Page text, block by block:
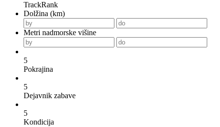
TrackRank
Dolžina (km)
Metri nadmorske višine
5
Pokrajina
5
Dejavnik zabave
5
Kondicija